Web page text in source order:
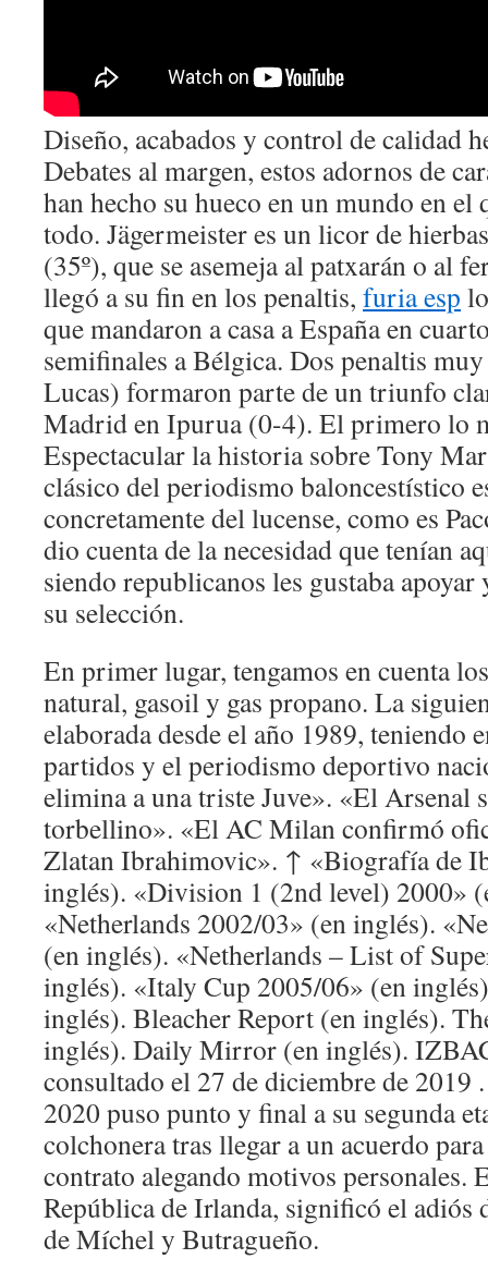
Diseño, acabados y control de calidad
Debates al margen, estos adornos de
han hecho su hueco en un mundo en el
todo. Jägermeister es un licor de
(35º), que se asemeja al patxarán o al
llegó a su fin en los penaltis, furia esp
que mandaron a casa a España en
semifinales a Bélgica. Dos penaltis
Lucas) formaron parte de un triunfo
Madrid en Ipurua (0-4). El primero lo
Espectacular la historia sobre Tony
clásico del periodismo baloncestístico
concretamente del lucense, como es
dio cuenta de la necesidad que tenían
siendo republicanos les gustaba
su selección.
En primer lugar, tengamos en cuenta
natural, gasoil y gas propano. La
elaborada desde el año 1989, teniendo
partidos y el periodismo deportivo
elimina a una triste Juve». «El Arsenal
torbellino». «El AC Milan confirmó
Zlatan Ibrahimovic». ↑ «Biografía de
inglés). «Division 1 (2nd level) 2000»
«Netherlands 2002/03» (en inglés).
(en inglés). «Netherlands – List of
inglés). «Italy Cup 2005/06» (en
inglés). Bleacher Report (en inglés).
inglés). Daily Mirror (en inglés).
consultado el 27 de diciembre de 2019
2020 puso punto y final a su segunda
colchonera tras llegar a un acuerdo
contrato alegando motivos personales.
República de Irlanda, significó el adiós
de Míchel y Butragueño.